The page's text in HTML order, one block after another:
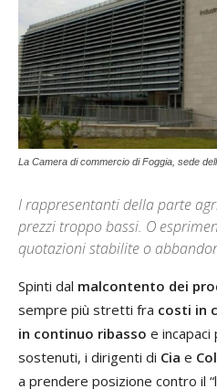
La Camera di commercio di Foggia, sede
I rappresentanti della parte
prezzi troppo bassi. O
quotazioni stabilite o
Spinti dal malcontento dei
sempre più stretti fra costi in
in continuo ribasso e
sostenuti, i dirigenti di Cia e
a prendere posizione contro il